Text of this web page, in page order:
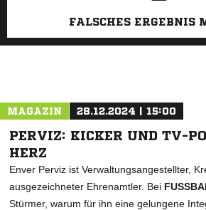
FALSCHES ERGEBNIS
MAGAZIN 28.12.2024 | 15:00
PERVIZ: KICKER UND TV-
HERZ
Enver Perviz ist Verwaltungsangestellter,
ausgezeichneter Ehrenamtler. Bei
Stürmer, warum für ihn eine gelungene